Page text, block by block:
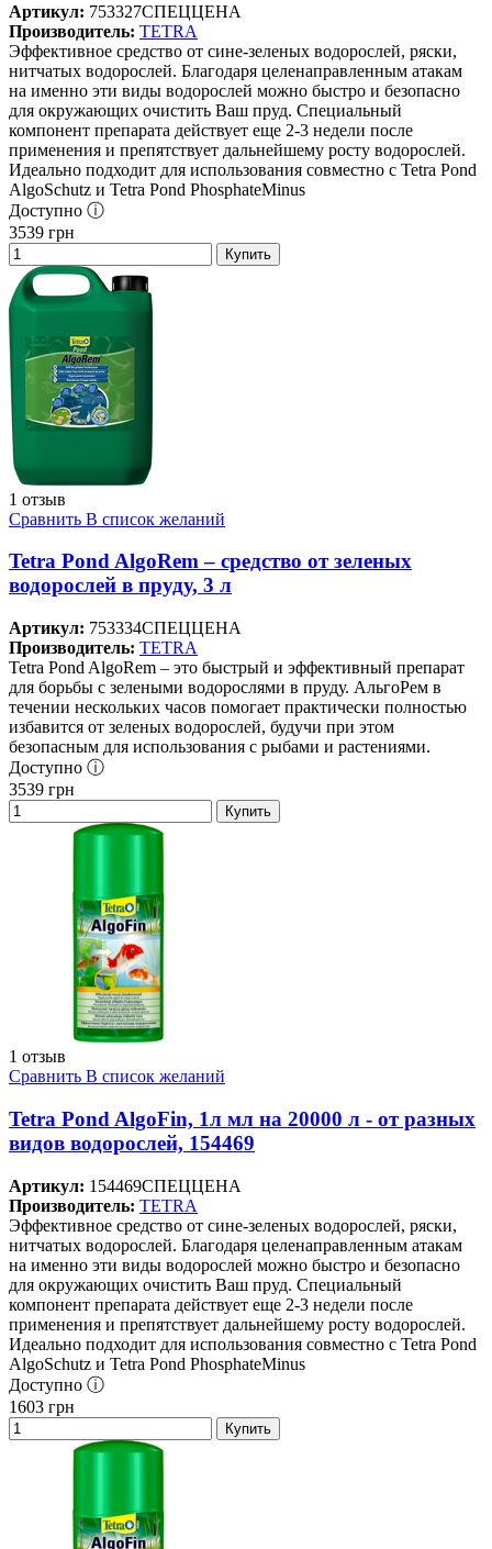
Артикул: 753327СПЕЦЦЕНА
Производитель: TETRA
Эффективное средство от сине-зеленых водорослей, ряски,
нитчатых водорослей. Благодаря целенаправленным атакам
на именно эти виды водорослей можно быстро и безопасно
для окружающих очистить Ваш пруд. Специальный
компонент препарата действует еще 2-3 недели после
применения и препятствует дальнейшему росту водорослей.
Идеально подходит для использования совместно с Tetra Pond
AlgoSchutz и Tetra Pond PhosphateMinus
Доступно ⓘ
3539 грн
Купить
1 отзыв
Сравнить В список желаний
Tetra Pond AlgoRem – средство от зеленых
водорослей в пруду, 3 л
Артикул: 753334СПЕЦЦЕНА
Производитель: TETRA
Tetra Pond AlgoRem – это быстрый и эффективный препарат
для борьбы с зелеными водорослями в пруду. АльгоРем в
течении нескольких часов помогает практически полностью
избавится от зеленых водорослей, будучи при этом
безопасным для использования с рыбами и растениями.
Доступно ⓘ
3539 грн
Купить
1 отзыв
Сравнить В список желаний
Tetra Pond AlgoFin, 1л мл на 20000 л - от разных
видов водорослей, 154469
Артикул: 154469СПЕЦЦЕНА
Производитель: TETRA
Эффективное средство от сине-зеленых водорослей, ряски,
нитчатых водорослей. Благодаря целенаправленным атакам
на именно эти виды водорослей можно быстро и безопасно
для окружающих очистить Ваш пруд. Специальный
компонент препарата действует еще 2-3 недели после
применения и препятствует дальнейшему росту водорослей.
Идеально подходит для использования совместно с Tetra Pond
AlgoSchutz и Tetra Pond PhosphateMinus
Доступно ⓘ
1603 грн
Купить